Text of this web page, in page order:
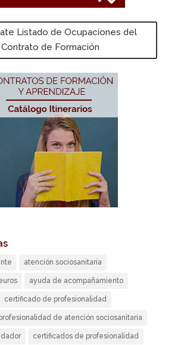
Listado de Ocupaciones del
Contrato de Formación
atención sociosanitaria
ayuda de acompañamiento
certificado de profesionalidad
de atención sociosanitaria
certificados de profesionalidad